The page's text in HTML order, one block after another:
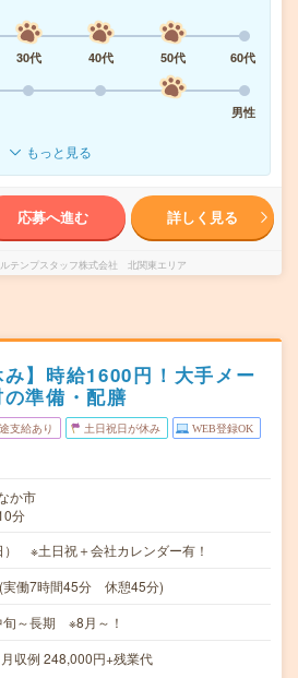
30代 40代 50代
60代
男性
もっと見る
応募へ進む 詳しく見る
テンプスタッフ株式会社 北関東エリア
み】時給1600円！大手メー
準備・配膳
支給あり 土日祝日が休み WEB登録OK
か市
分
） ※土日祝＋会社カレンダー有！
実働7時間45分 休憩45分)
～長期 ※8月～！
収例 248,000円+残業代